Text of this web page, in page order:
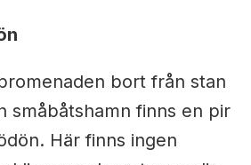
bort från stan
småbåtshamn finns en pir
Här finns ingen